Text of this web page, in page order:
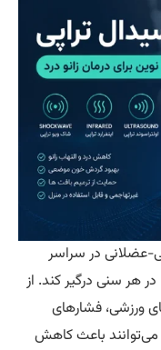
در سراسر
درگیر کند. از
فشارهای
باعث کاهش